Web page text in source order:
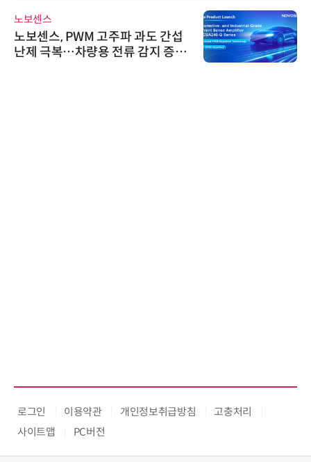
노보센스
노보센스, PWM 고주파 과도 간섭
난제 극복…차량용 전류 감지 증폭
로그인 이용약관 개인정보취급방침
고충처리
사이트맵
PC버전